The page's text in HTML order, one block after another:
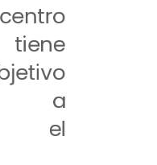
a
el